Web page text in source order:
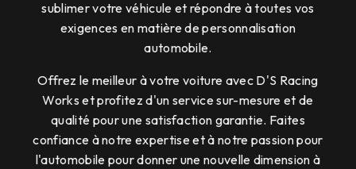
sublimer votre véhicule et répondre à toutes vos
exigences en matière de personnalisation
automobile.
Offrez le meilleur à votre voiture avec D'S Racing
Works et profitez d'un service sur-mesure et de
qualité pour une satisfaction garantie. Faites
confiance à notre expertise et à notre passion pour
l'automobile pour donner une nouvelle dimension à